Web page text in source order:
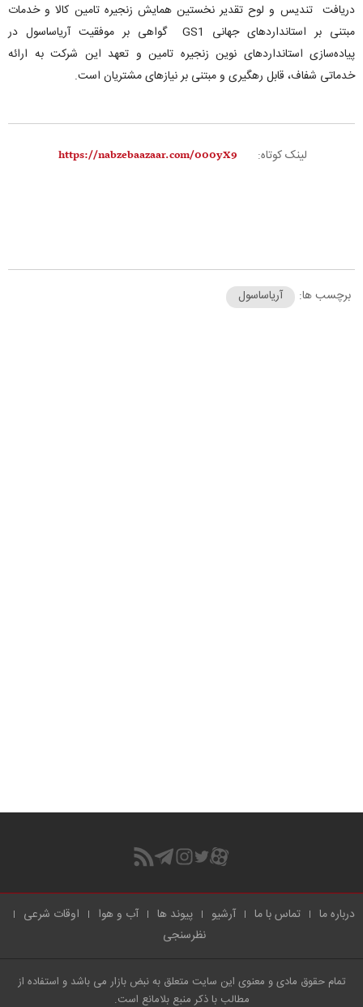
دریافت تندیس و لوح تقدیر نخستین همایش زنجیره تامین کالا و خدمات
مبتنی بر استانداردهای جهانی GS1 گواهی بر موفقیت آریاساسول در
پیاده‌سازی استانداردهای نوین زنجیره تامین و تعهد این شرکت به ارائه
خدماتی شفاف، قابل رهگیری و مبتنی بر نیازهای مشتریان است.
لینک کوتاه:
برچسب ها: آریاساسول
درباره ما تماس با ما آرشیو پیوند ها آب و هوا
اوقات شرعی
نظرسنجی
تمام حقوق مادی و معنوی این سایت متعلق به نبض بازار می باشد و استفاده از
مطالب با ذکر منبع بلامانع است.